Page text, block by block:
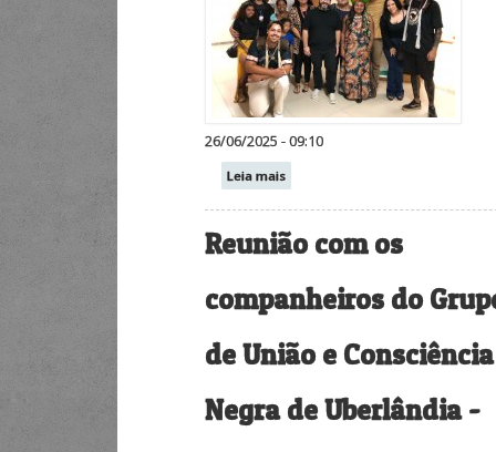
26/06/2025 - 09:10
Leia mais
Reunião com os
companheiros do
de União e Consciência
Negra de Uberlândia -